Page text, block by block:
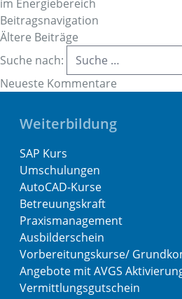
im Energiebereich
Beitragsnavigation
Ältere Beiträge
Suche nach:
Neueste Kommentare
Weiterbildung
SAP Kurs
Umschulungen
AutoCAD-Kurse
Betreuungskraft
Praxismanagement
Ausbilderschein
Vorbereitungskurse/
Angebote mit AVGS
Vermittlungsgutschein